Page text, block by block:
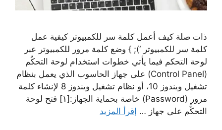
ذات صلة كيف أعمل كلمة سر للكمبيوتر كيفية عمل
كلمة سر للكمبيوتر ‘); } وضع كلمة مرور للكمبيوتر عبر
لوحة التحكم فيما يأتي خطوات استخدام لوحة التحكُم
(Control Panel) على جهاز الحاسوب الذي يعمل بنظام
تشغيل ويندوز 10، أو نظام تشغيل ويندوز 8 لإنشاء كلمة
مرور (Password) خاصة بحماية الجهاز:[١] فتح لوحة
التحكُّم على جهاز … إقرأ المزيد